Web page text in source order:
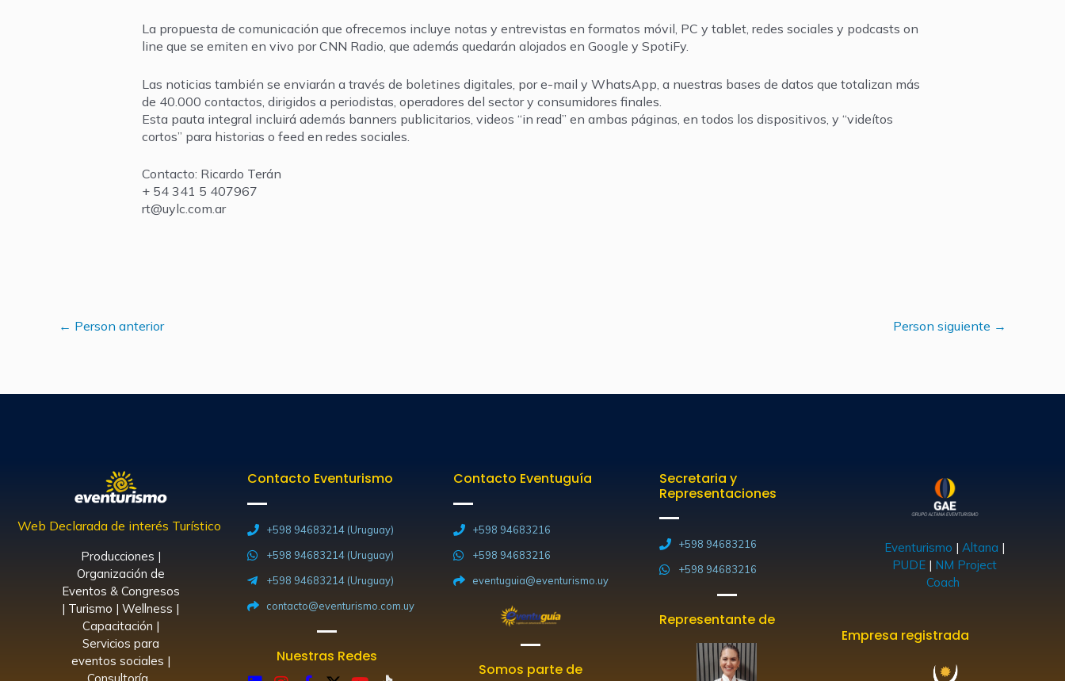
La propuesta de comunicación que ofrecemos incluye notas y entrevistas en formatos móvil, PC y tablet, redes sociales y podcasts on
line que se emiten en vivo por CNN Radio, que además quedarán alojados en Google y SpotiFy.
Las noticias también se enviarán a través de boletines digitales, por e-mail y WhatsApp, a nuestras bases de datos que totalizan más
de 40.000 contactos, dirigidos a periodistas, operadores del sector y consumidores finales.
Esta pauta integral incluirá además banners publicitarios, videos “in read” en ambas páginas, en todos los dispositivos, y “videítos
cortos” para historias o feed en redes sociales.
Contacto: Ricardo Terán
+ 54 341 5 407967
rt@uylc.com.ar
← Person anterior Person siguiente →
Web Declarada de interés Turístico
Producciones |
Organización de
Eventos & Congresos
| Turismo | Wellness |
Capacitación |
Servicios para
eventos sociales |
Contacto Eventurismo
+598 94683214 (Uruguay)
+598 94683214 (Uruguay)
+598 94683214 (Uruguay)
contacto@eventurismo.com.uy
Nuestras Redes
Contacto Eventuguía
+598 94683216
+598 94683216
eventuguia@eventurismo.uy
Somos parte de
Secretaria y
Representaciones
+598 94683216
+598 94683216
Representante de
Eventurismo | Altana |
PUDE | NM Project
Coach
Empresa registrada